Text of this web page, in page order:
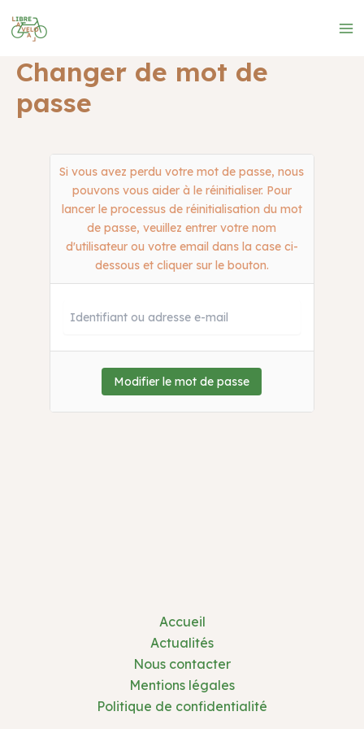
au
Changer de mot de
passe
Si vous avez perdu votre mot de passe, nous
pouvons vous aider à le réinitialiser. Pour
lancer le processus de réinitialisation du mot
de passe, veuillez entrer votre nom
d'utilisateur ou votre email dans la case ci-
dessous et cliquer sur le bouton.
Accueil
Actualités
Nous contacter
Mentions légales
Politique de confidentialité